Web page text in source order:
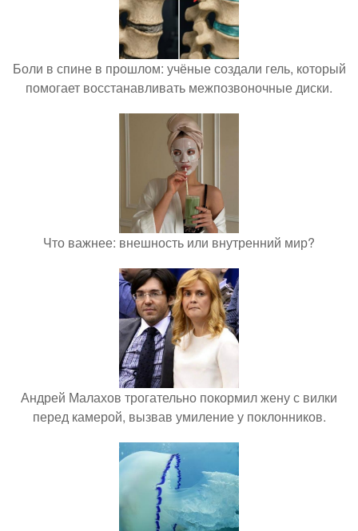
Боли в спине в прошлом: учёные создали гель, который
помогает восстанавливать межпозвоночные диски.
Что важнее: внешность или внутренний мир?
Андрей Малахов трогательно покормил жену с вилки
перед камерой, вызвав умиление у поклонников.